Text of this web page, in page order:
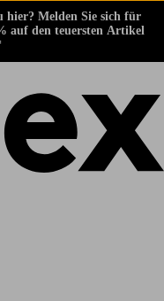
hier? Melden Sie sich für
auf den teuersten Artikel
gehen